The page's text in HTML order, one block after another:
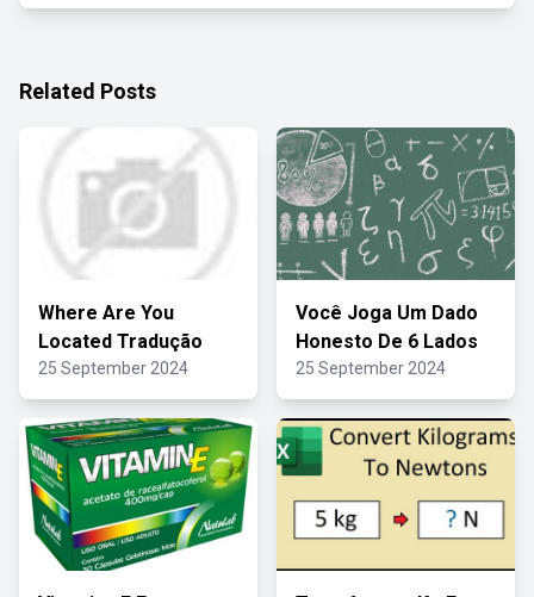
Related Posts
Where Are You
Located Tradução
25 September 2024
Você Joga Um Dado
Honesto De 6 Lados
25 September 2024